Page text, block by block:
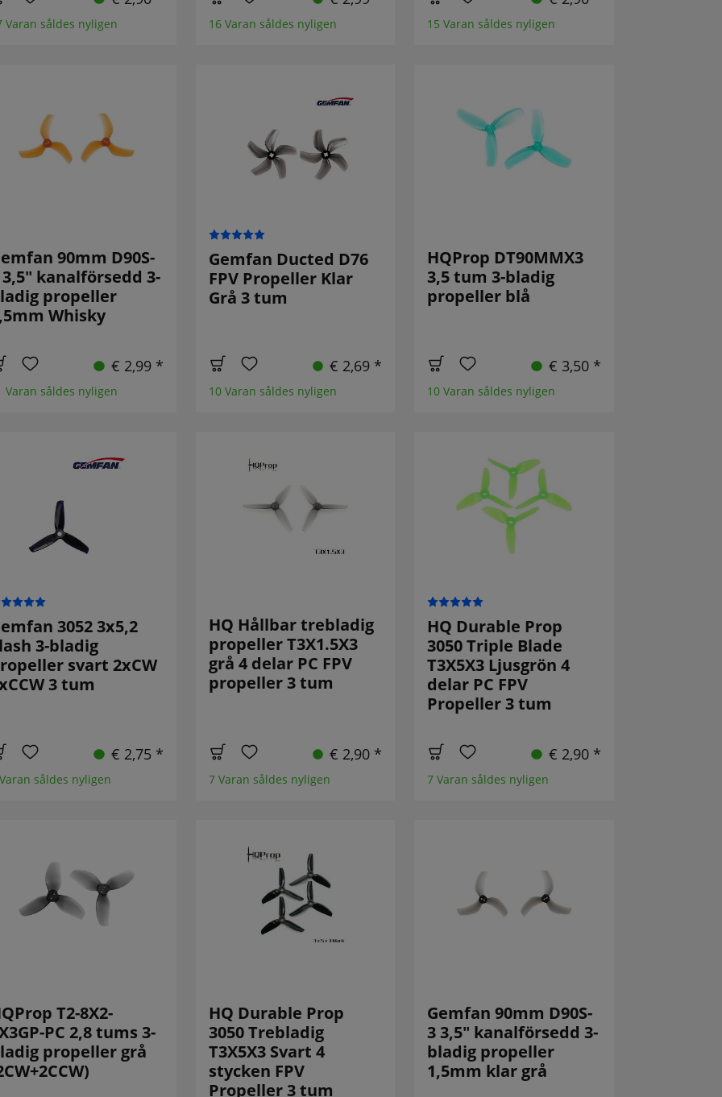
Varan såldes nyligen 16 Varan såldes nyligen 15 Varan såldes nyligen
90mm D90S-
3,5" kanalförsedd 3-
propeller
Whisky
€ 2,99 *
Varan såldes nyligen
Gemfan Ducted D76
FPV Propeller Klar
Grå 3 tum
€ 2,69 *
10 Varan såldes nyligen
HQProp DT90MMX3
3,5 tum 3-bladig
propeller blå
€ 3,50 *
10 Varan såldes nyligen
3052 3x5,2
3-bladig
svart 2xCW
3 tum
€ 2,75 *
såldes nyligen
HQ Hållbar trebladig
propeller T3X1.5X3
grå 4 delar PC FPV
propeller 3 tum
€ 2,90 *
7 Varan såldes nyligen
HQ Durable Prop
3050 Triple Blade
T3X5X3 Ljusgrön 4
delar PC FPV
Propeller 3 tum
€ 2,90 *
7 Varan såldes nyligen
T2-8X2-
PC 2,8 tums 3-
propeller grå
HQ Durable Prop
3050 Trebladig
T3X5X3 Svart 4
stycken FPV
Propeller 3 tum
Gemfan 90mm D90S-
3 3,5" kanalförsedd 3-
bladig propeller
1,5mm klar grå